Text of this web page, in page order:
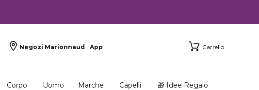
Negozi Marionnaud App Carrello
Corpo Uomo Marche Capelli 🎁 Idee Regalo